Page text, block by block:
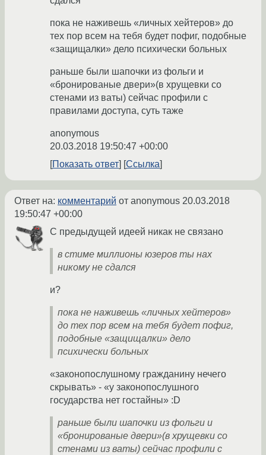
пока не наживешь «личных хейтеров» до
тех пор всем на тебя будет пофиг, подобные
«защищалки» дело психически больных
раньше были шапочки из фольги и
«бронированые двери»(в хрущевки со
стенами из ваты) сейчас профили с
правилами доступа, суть таже
anonymous
20.03.2018 19:50:47 +00:00
Показать ответ
Ссылка
Ответ на: комментарий от anonymous 20.03.2018
19:50:47 +00:00
С предыдущей идеей никак не связано
в стиме миллионы юзеров ты нах
никому не сдался
и?
пока не наживешь «личных хейтеров»
до тех пор всем на тебя будет пофиг,
подобные «защищалки» дело
психически больных
«законопослушному гражданину нечего
скрывать» - «у законопослушного
государства нет гостайны» :D
раньше были шапочки из фольги и
«бронированые двери»(в хрущевки со
стенами из ваты) сейчас профили с